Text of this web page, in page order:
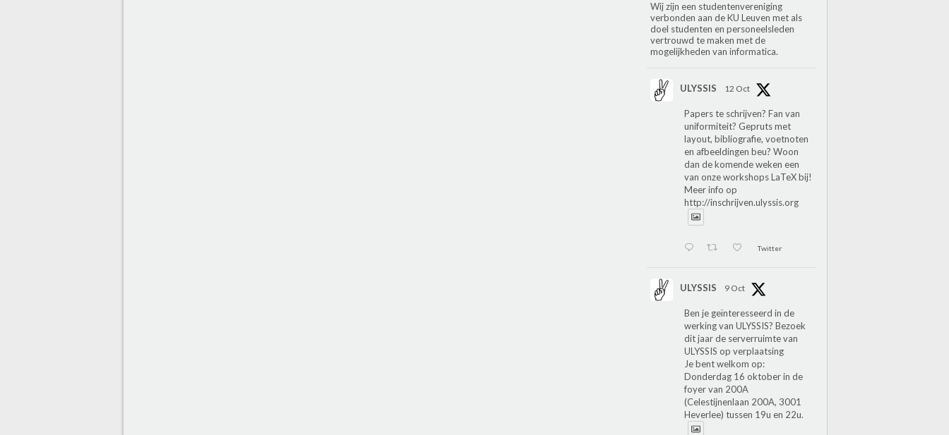
Wij zijn een studentenvereniging
verbonden aan de KU Leuven met als
doel studenten en personeelsleden
vertrouwd te maken met de
mogelijkheden van informatica.
ULYSSIS 12 Oct
Papers te schrijven? Fan van
uniformiteit? Gepruts met
layout, bibliografie, voetnoten
en afbeeldingen beu? Woon
dan de komende weken een
van onze workshops LaTeX bij!
Meer info op
http://inschrijven.ulyssis.org
Twitter
ULYSSIS 9 Oct
Ben je geïnteresseerd in de
werking van ULYSSIS? Bezoek
dit jaar de serverruimte van
ULYSSIS op verplaatsing
Je bent welkom op:
Donderdag 16 oktober in de
foyer van 200A
(Celestijnenlaan 200A, 3001
Heverlee) tussen 19u en 22u.